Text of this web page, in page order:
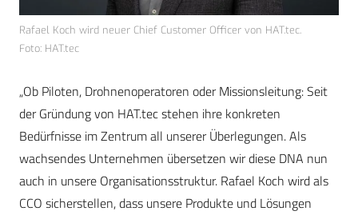
Rafael Koch wird neuer Chief Customer Officer von HAT.tec.
Foto: HAT.tec
„Ob Piloten, Drohnenoperatoren oder Missionsleitung: Seit
der Gründung von HAT.tec stehen ihre konkreten
Bedürfnisse im Zentrum all unserer Überlegungen. Als
wachsendes Unternehmen übersetzen wir diese DNA nun
auch in unsere Organisationsstruktur. Rafael Koch wird als
CCO sicherstellen, dass unsere Produkte und Lösungen